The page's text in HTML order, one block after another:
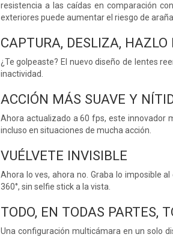
resistencia a las caídas en comparación
exteriores puede aumentar el riesgo de
CAPTURA, DESLIZA, HAZLO
¿Te golpeaste? El nuevo diseño de lentes
inactividad.
ACCIÓN MÁS SUAVE Y
Ahora actualizado a 60 fps, este innovador
incluso en situaciones de mucha acción.
VUÉLVETE INVISIBLE
Ahora lo ves, ahora no. Graba lo imposible
360°, sin selfie stick a la vista.
TODO, EN TODAS PARTES,
Una configuración multicámara en un solo